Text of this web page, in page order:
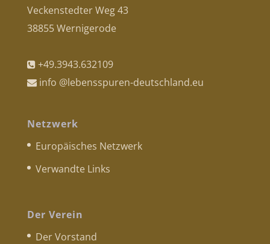
Veckenstedter Weg 43
38855 Wernigerode
+49.3943.632109
info @lebensspuren-deutschland.eu
Netzwerk
Europäisches Netzwerk
Verwandte Links
Der Verein
Der Vorstand